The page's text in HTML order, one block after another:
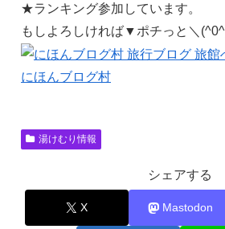
★ランキング参加しています。
もしよろしければ▼ポチっと＼
にほんブログ村
湯けむり情報
シェアする
X Mastodon